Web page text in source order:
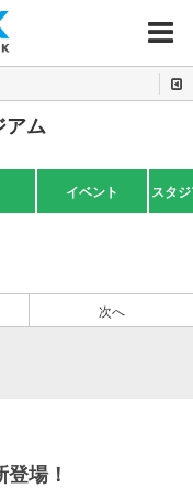
MENU
アム
イベント スタ
次へ
場！